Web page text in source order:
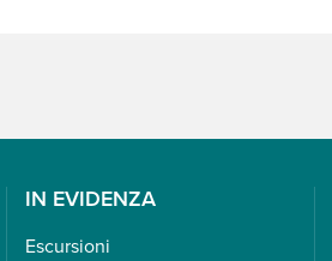
IN EVIDENZA
Escursioni